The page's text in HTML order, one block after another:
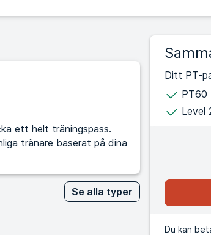
ett helt träningspass.
tränare baserat på dina
Se alla typer
Ditt PT-
PT60
Level
Du kan